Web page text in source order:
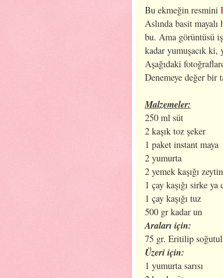
Bu ekmeğin resmini
Aslında basit
bu. Ama görüntüsü
kadar yumuşacık
Aşağıdaki
Denemeye değer bir
Malzemeler:
250 ml süt
2 kaşık toz şeker
1 paket instant maya
2 yumurta
2 yemek kaşığı
1 çay kaşığı sirke
1 çay kaşığı tuz
500 gr kadar un
Araları için:
75 gr. Eritilip
Üzeri için:
1 yumurta sarısı